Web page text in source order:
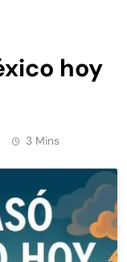
hoy
3 Mins